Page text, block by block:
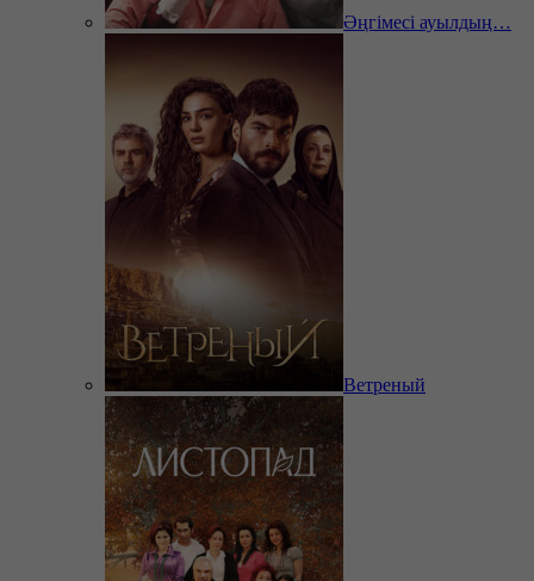
Әңгімесі ауылдың…
Ветреный